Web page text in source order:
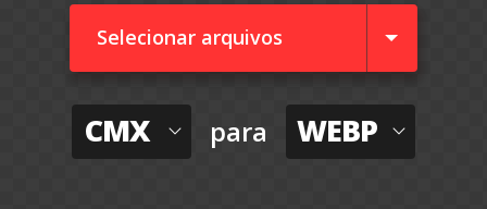
Selecionar arquivos
CMX para WEBP